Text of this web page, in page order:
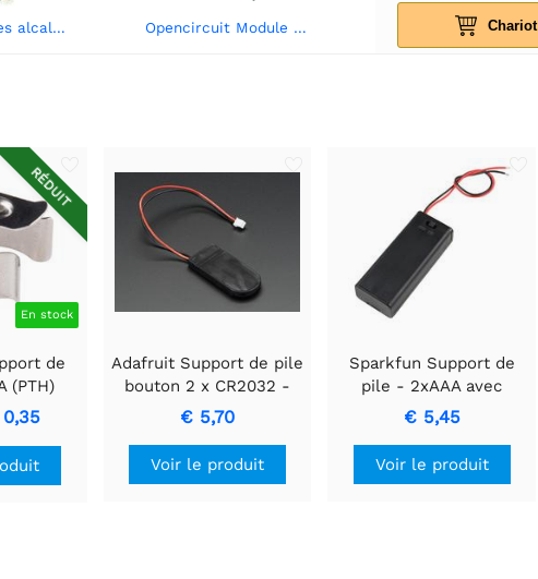
Camelion Piles alcalines AAA - 1200 mah - 24 pièces Opencircuit Module de détection de distance à ultrasons HC-SR04 Chariot
RÉDUIT
En stock
de
(PTH)
Adafruit Support de pile
bouton 2 x CR2032 -
Sortie 6 V - Interrupteur
marche/arrêt
€ 5,70
Voir le produit
Sparkfun Support de
pile - 2xAAA avec
couvercle et
interrupteur
€ 5,45
Voir le produit